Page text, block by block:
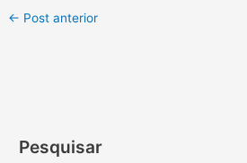
← Post anterior
Pesquisar